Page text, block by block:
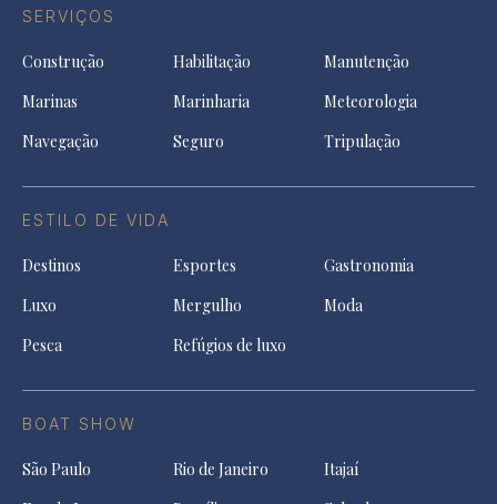
SERVIÇOS
Construção Habilitação
Manutenção
Marinas
Marinharia
Meteorologia
Navegação
Seguro Tripulação
ESTILO DE VIDA
Destinos Esportes
Gastronomia
Luxo
Mergulho
Moda
Pesca
Refúgios de luxo
BOAT SHOW
São Paulo Rio de Janeiro
Itajaí